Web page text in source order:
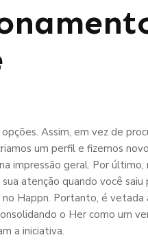
Assim, em vez de
um perfil e fizemos
impressão geral. Por último,
atenção quando você saiu
Happn. Portanto, é vetada
o Her como um
a iniciativa.